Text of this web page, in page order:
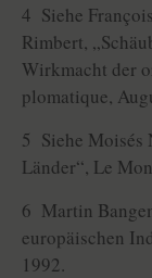
4 Siehe
Rimbert,
Wirkmacht der
plo­ma­tique,
5 Siehe Moisés
Länder“, Le
6 Martin
europäischen
1992.